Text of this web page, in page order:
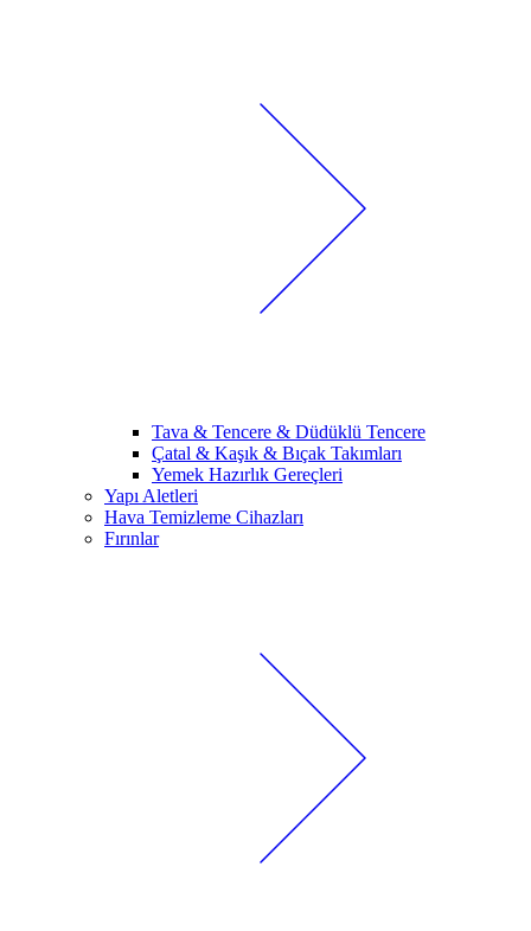
Tava & Tencere & Düdüklü Tencere
Çatal & Kaşık & Bıçak Takımları
Yemek Hazırlık Gereçleri
Yapı Aletleri
Hava Temizleme Cihazları
Fırınlar